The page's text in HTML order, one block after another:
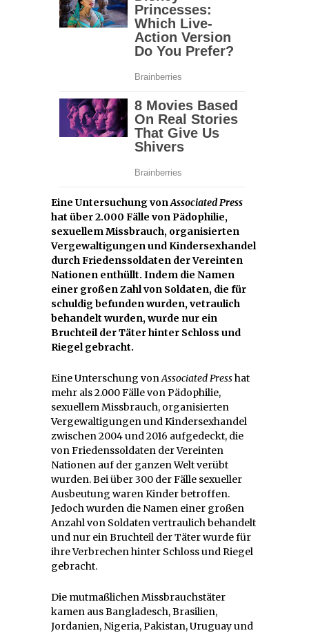
Eine Untersuchung vonAssociated Press
hat über 2.000 Fälle von Pädophilie,
sexuellem Missbrauch, organisierten
Vergewaltigungen und Kindersexhandel
durch Friedenssoldaten der Vereinten
Nationen enthüllt. Indem die Namen
einer großen Zahl von Soldaten, die für
schuldig befunden wurden, vetraulich
behandelt wurden, wurde nur ein
Bruchteil der Täter hinter Schloss und
Riegel gebracht.
Eine Unterschung vonAssociated Presshat
mehr als 2.000 Fälle von Pädophilie,
sexuellem Missbrauch, organisierten
Vergewaltigungen und Kindersexhandel
zwischen 2004 und 2016 aufgedeckt, die
von Friedenssoldaten der Vereinten
Nationen auf der ganzen Welt verübt
wurden. Bei über 300 der Fälle sexueller
Ausbeutung waren Kinder betroffen.
Jedoch wurden die Namen einer großen
Anzahl von Soldaten vertraulich behandelt
und nur ein Bruchteil der Täter wurde für
ihre Verbrechen hinter Schloss und Riegel
gebracht.
Die mutmaßlichen Missbrauchstäter
kamen aus Bangladesch, Brasilien,
Jordanien, Nigeria, Pakistan, Uruguay und